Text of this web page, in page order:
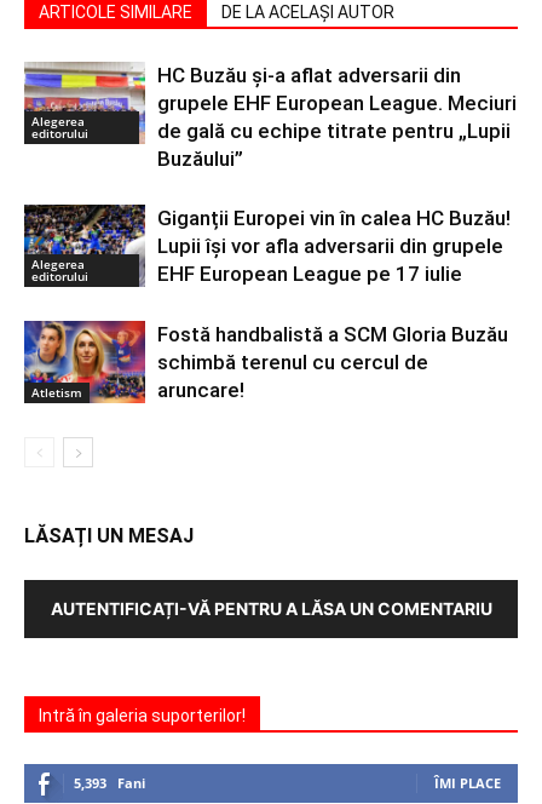
ARTICOLE SIMILARE DE LA ACELAȘI AUTOR
Alegerea
editorului
HC Buzău și-a aflat adversarii din
grupele EHF European League. Meciuri
de gală cu echipe titrate pentru „Lupii
Buzăului”
Alegerea
editorului
Giganții Europei vin în calea HC Buzău!
Lupii își vor afla adversarii din grupele
EHF European League pe 17 iulie
Atletism
Fostă handbalistă a SCM Gloria Buzău
schimbă terenul cu cercul de
aruncare!
LĂSAȚI UN MESAJ
AUTENTIFICAȚI-VĂ PENTRU A LĂSA UN COMENTARIU
Intră în galeria suporterilor!
5,393 Fani ÎMI PLACE